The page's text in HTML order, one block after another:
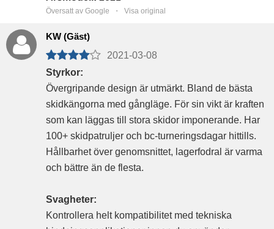
Översatt av Google ・ Visa original
KW (Gäst)
2021-03-08
Styrkor:
Övergripande design är utmärkt. Bland de bästa
skidkängorna med gångläge. För sin vikt är kraften
som kan läggas till stora skidor imponerande. Har
100+ skidpatruljer och bc-turneringsdagar hittills.
Hållbarhet över genomsnittet, lagerfodral är varma
och bättre än de flesta.
Svagheter:
Kontrollera helt kompatibilitet med tekniska